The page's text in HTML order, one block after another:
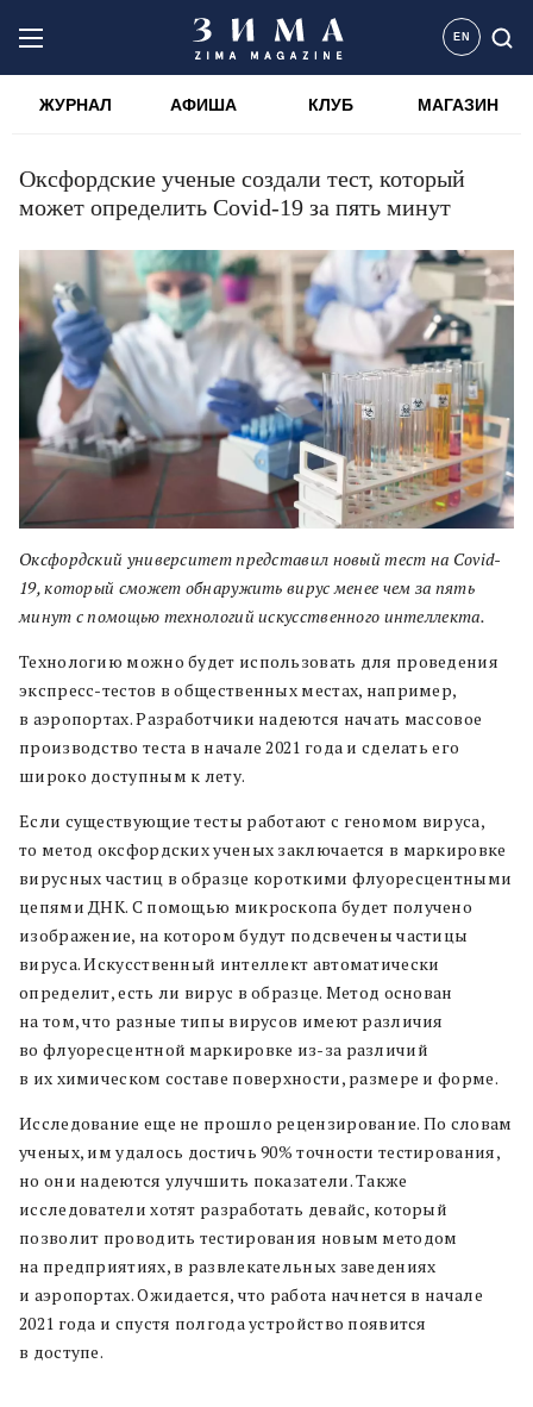
EN
ЖУРНАЛ АФИША КЛУБ МАГАЗИН
Оксфордские ученые создали тест, который
может определить Covid-19 за пять минут
Оксфордский университет представил новый тест на Covid-
19, который сможет обнаружить вирус менее чем за пять
минут с помощью технологий искусственного интеллекта.
Технологию можно будет использовать для проведения
экспресс-тестов в общественных местах, например,
в аэропортах. Разработчики надеются начать массовое
производство теста в начале 2021 года и сделать его
широко доступным к лету.
Если существующие тесты работают с геномом вируса,
то метод оксфордских ученых заключается в маркировке
вирусных частиц в образце короткими флуоресцентными
цепями ДНК. С помощью микроскопа будет получено
изображение, на котором будут подсвечены частицы
вируса. Искусственный интеллект автоматически
определит, есть ли вирус в образце. Метод основан
на том, что разные типы вирусов имеют различия
во флуоресцентной маркировке из-за различий
в их химическом составе поверхности, размере и форме.
Исследование еще не прошло рецензирование. По словам
ученых, им удалось достичь 90% точности тестирования,
но они надеются улучшить показатели. Также
исследователи хотят разработать девайс, который
позволит проводить тестирования новым методом
на предприятиях, в развлекательных заведениях
и аэропортах. Ожидается, что работа начнется в начале
2021 года и спустя полгода устройство появится
в доступе.